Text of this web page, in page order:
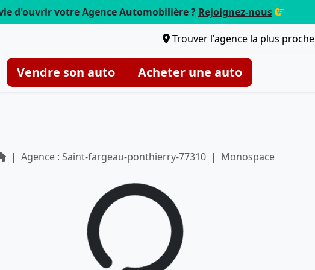
d'ouvrir votre Agence Automobilière ? Rejoignez-nous
Trouver l'agence la plus proche
Vendre son auto Acheter une auto
Agence : Saint-fargeau-ponthierry-77310 Monospace